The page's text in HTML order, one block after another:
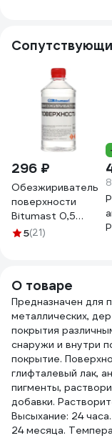
296 ₽
Обезжириватель
поверхности
Bitumast 0,5
л/0,35 кг
5(21)
О товаре
Предназначен для
металлических,
покрытия
снаружи и внутри
покрытие.
глифталевый лак,
пигменты,
добавки.
Высыхание: 24
24 месяца.